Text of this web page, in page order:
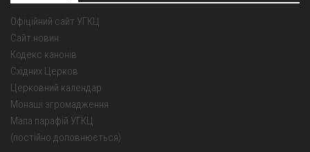
Офіційний сайт УГКЦ
Сайт новин
Кодекс канонів
Східних Церков
Церковний календар
Монаші згромадження
Мапа парафій УГКЦ
(постійно доповнюється)